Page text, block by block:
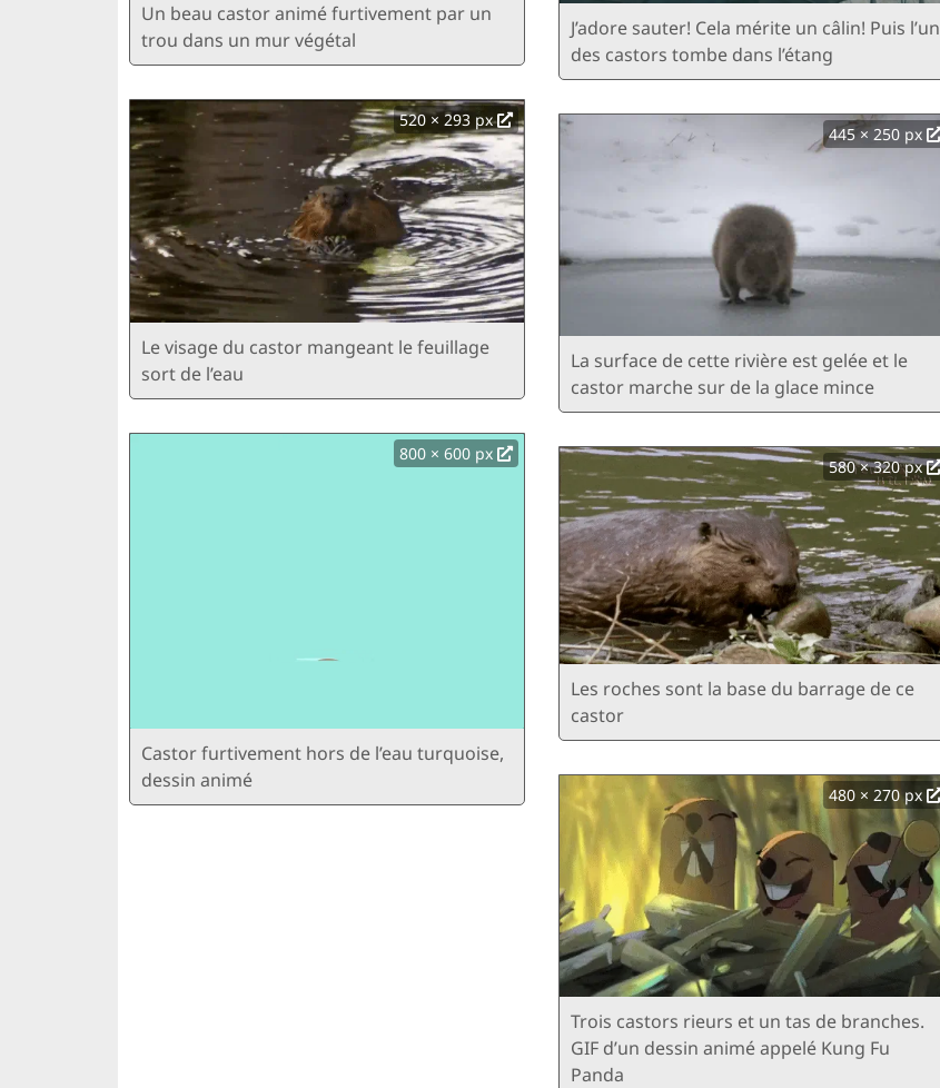
Un beau castor animé furtivement par un
trou dans un mur végétal
520 × 293 px
Le visage du castor mangeant le feuillage
sort de l’eau
800 × 600 px
Castor furtivement hors de l’eau turquoise,
dessin animé
J’adore sauter! Cela mérite un câlin! Puis l’un
des castors tombe dans l’étang
445 × 250 px
La surface de cette rivière est gelée et le
castor marche sur de la glace mince
580 × 320 px
Les roches sont la base du barrage de ce
castor
480 × 270 px
Trois castors rieurs et un tas de branches.
GIF d’un dessin animé appelé Kung Fu
Panda